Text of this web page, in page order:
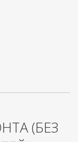
(БЕЗ